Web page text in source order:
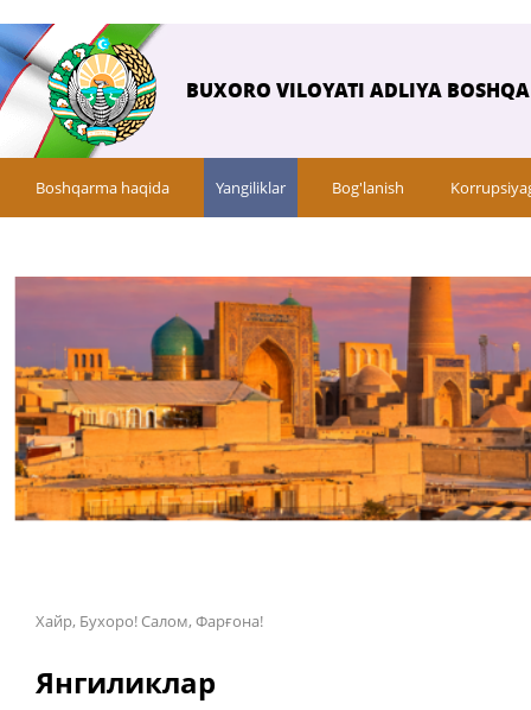
BUXORO VILOYATI ADLIYA
Boshqarma haqida Yangiliklar Bog'lanish
Хайр, Бухоро! Салом, Фарғона!
Янгиликлар